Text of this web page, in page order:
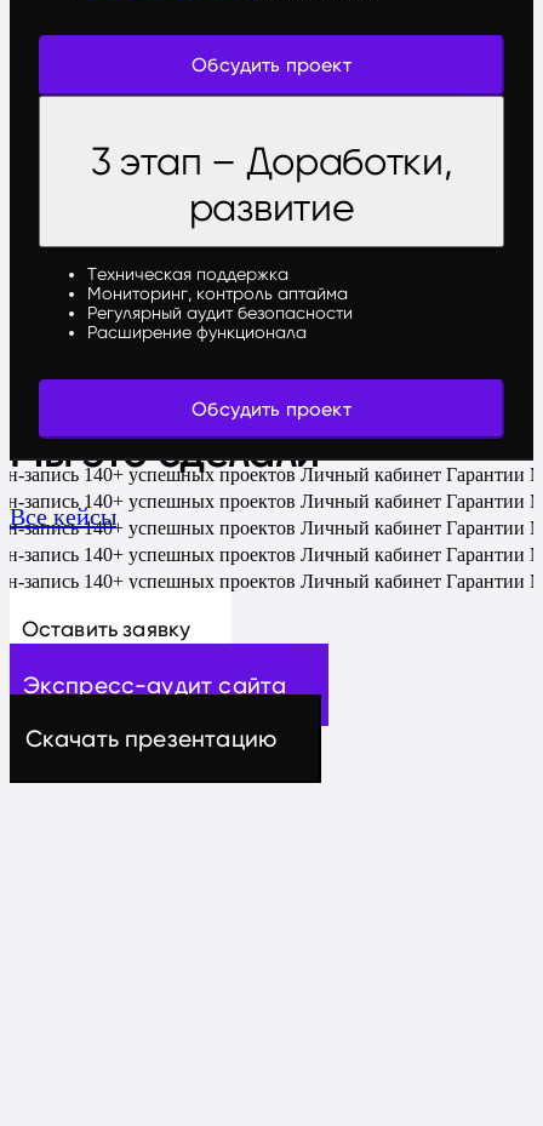
Обсудить проект
3 этап – Доработки,
развитие
Техническая поддержка
Мониторинг, контроль аптайма
Регулярный аудит безопасности
Расширение функционала
Обсудить проект
запись 140+ успешных проектов Личный кабинет Гарантии
запись 140+ успешных проектов Личный кабинет Гарантии
запись 140+ успешных проектов Личный кабинет Гарантии
запись 140+ успешных проектов Личный кабинет Гарантии
запись 140+ успешных проектов Личный кабинет Гарантии
Оставить заявку
Экспресс-аудит сайта
Скачать презентацию
Мы это сделали
Все кейсы